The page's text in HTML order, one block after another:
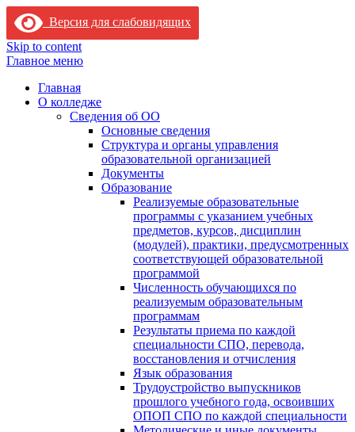
Версия для слабовидящих
Skip to content
Главное меню
Главная
О колледже
Сведения об ОО
Основные сведения
Структура и органы управления
образовательной организацией
Документы
Образование
Реализуемые образовательные
программы с указанием учебных
предметов, курсов, дисциплин
(модулей), практики, предусмотренных
соответствующей образовательной
программой
Численность обучающихся по
реализуемым образовательным
программам
Результаты приема по каждой
специальности СПО, перевода,
восстановления и отчисления
Язык образования
Трудоустройство выпускников
прошлого учебного года, освоивших
ОПОП СПО по каждой специальности